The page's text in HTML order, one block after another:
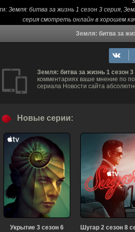
Земля: битва за жизнь 1 сезон 3 серия,
серия смотреть онлайн в хорошем
Земля: битва за
Земля: битва за жизнь 1 сезон
комментариях ваше мнение по
сериала Новости сайта
Новые серии:
Укрытие 3 сезон 6
Шугар 2 сезон 8